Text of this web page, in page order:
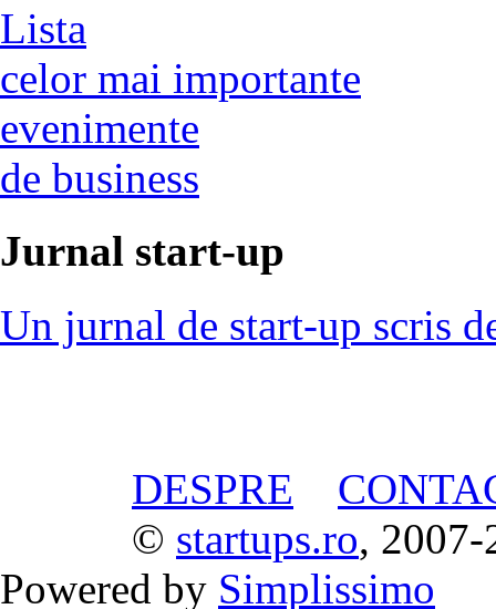
Lista
celor mai importante
evenimente
de business
Jurnal start-up
Un jurnal de start-up scris
DESPRE
© startups.ro, 2007-
Powered by Simplissimo